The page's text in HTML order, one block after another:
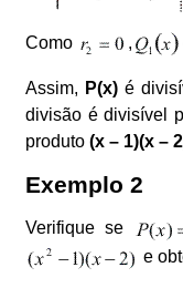
Como ,
Assim, P(x) é
divisão é divisível
produto(x – 1)(x –
Exemplo 2
Verifique se
e